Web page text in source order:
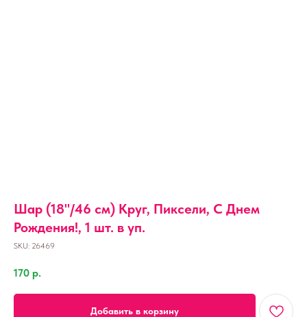
Шар (18''/46 см) Круг, Пиксели, С Днем
Рождения!, 1 шт. в уп.
SKU: 26469
170 р.
Добавить в корзину